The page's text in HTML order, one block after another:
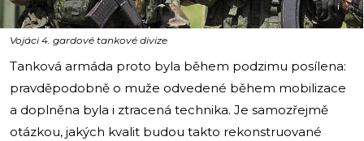
i
Vojáci 4. gardové tankové divize
Tanková armáda proto byla během podzimu posílena:
pravděpodobně o muže odvedené během mobilizace
a doplněna byla i ztracená technika. Je samozřejmě
otázkou, jakých kvalit budou takto rekonstruované